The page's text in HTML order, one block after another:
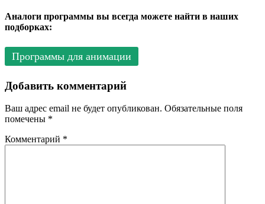
Аналоги программы вы всегда можете найти в наших
подборках:
Программы для анимации
Добавить комментарий
Ваш адрес email не будет опубликован. Обязательные поля
помечены *
Комментарий *